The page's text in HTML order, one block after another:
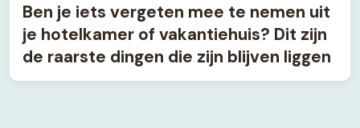
Ben je iets vergeten mee te nemen uit
je hotelkamer of vakantiehuis? Dit zijn
de raarste dingen die zijn blijven liggen